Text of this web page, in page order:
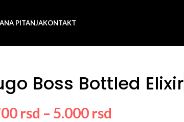
PITANJAKONTAKT
Boss Bottled Elixir
rsd – 5.000 rsd